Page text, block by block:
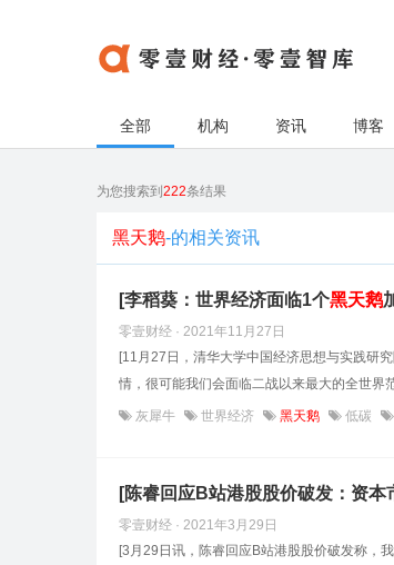
全部 机构 资讯 博客
为您搜索到 222条结果
黑天鹅-的相关资讯
[李稻葵：世界经济面临1个黑天鹅
零壹财经 · 2021年11月27日
[11月27日，清华大学中国经济思想与实践研
情，很可能我们会面临二战以来最大的全世界
灰犀牛 世界经济 黑天鹅 低碳
[陈睿回应B站港股股价破发：资
零壹财经 · 2021年3月29日
[3月29日讯，陈睿回应B站港股股价破发称，